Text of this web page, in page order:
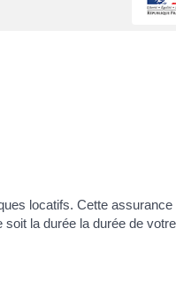
locatifs. Cette
la durée la durée de